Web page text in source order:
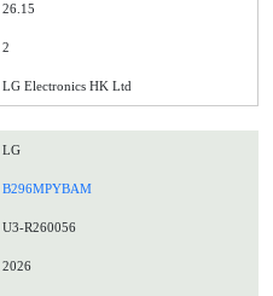
26.15
2
LG Electronics HK Ltd
LG
B296MPYBAM
U3-R260056
2026